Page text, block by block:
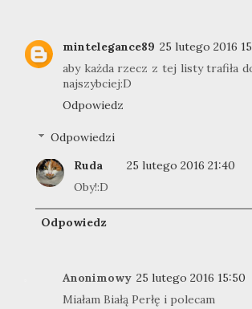
mintelegance89 25 lutego 2016
aby każda rzecz z tej listy trafiła
najszybciej:D
Odpowiedz
Odpowiedzi
Ruda
25 lutego 2016 21:40
Oby!:D
Odpowiedz
Anonimowy 25 lutego 2016 15:50
Miałam Białą Perłę i polecam